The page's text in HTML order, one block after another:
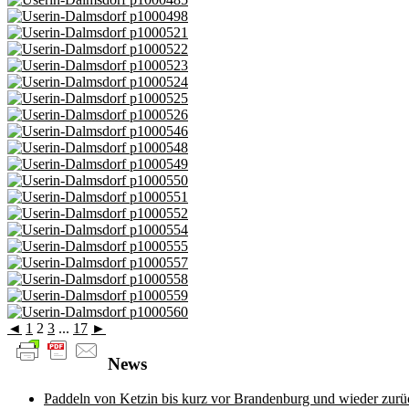
◄ 1 2 3 ... 17 ►
News
Paddeln von Ketzin bis kurz vor Brandenburg und wieder